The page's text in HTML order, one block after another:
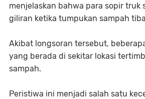
menjelaskan bahwa para sopir truk
giliran ketika tumpukan sampah
Akibat longsoran tersebut,
yang berada di sekitar lokasi
sampah.
Peristiwa ini menjadi salah satu